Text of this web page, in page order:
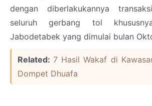
dengan diberlakukannya
seluruh gerbang tol
Jabodetabek yang dimulai bulan
Related: 7 Hasil Wakaf di
Dompet Dhuafa